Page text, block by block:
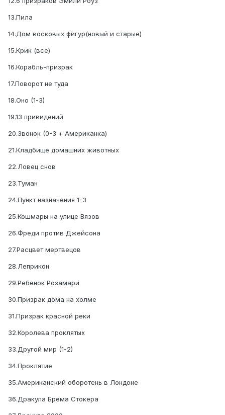
13.Пила
14.Дом восковых фигур(новый и старые)
15.Крик (все)
16.Корабль-призрак
17.Поворот не туда
18.Оно (1-3)
19.13 привидений
20.Звонок (0-3 + Американка)
21.Кладбище домашних животных
22.Ловец снов
23.Туман
24.Пункт назначения 1-3
25.Кошмары на улице Вязов
26.Фреди против Джейсона
27.Расцвет мертвецов
28.Леприкон
29.Ребенок Розамари
30.Призрак дома на холме
31.Призрак красной реки
32.Королева проклятых
33.Другой мир (1-2)
34.Проклятие
35.Американский оборотень в Лондоне
36.Дракула Брема Стокера